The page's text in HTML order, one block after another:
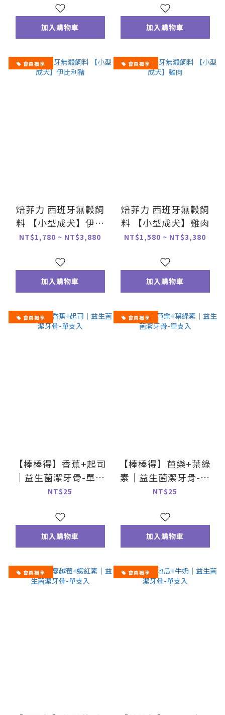
加入購物車 加入購物車
會員獨享
焙菲力 西班牙無穀飼
料 【小型成犬】伊比
利豬
NT$1,780 ~ NT$3,880
加入購物車
會員獨享
焙菲力 西班牙無穀飼
料 【小型成犬】雞肉
NT$1,580 ~ NT$3,380
加入購物車
會員獨享
【棒棒得】香蕉+起司
｜益生菌潔牙骨-單支
入
NT$25
加入購物車
會員獨享
【棒棒得】芭樂+葉綠
素｜益生菌潔牙骨-單
支入
NT$25
加入購物車
會員獨享 會員獨享